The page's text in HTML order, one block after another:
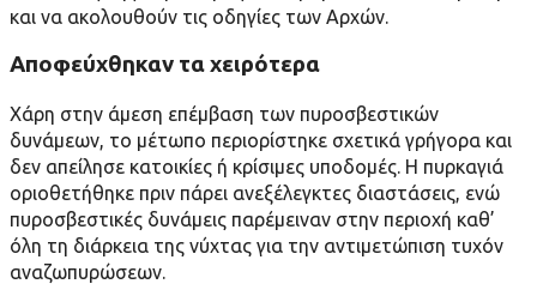
και να ακολουθούν τις οδηγίες των Αρχών.
Αποφεύχθηκαν τα χειρότερα
Χάρη στην άμεση επέμβαση των πυροσβεστικών
δυνάμεων, το μέτωπο περιορίστηκε σχετικά γρήγορα και
δεν απείλησε κατοικίες ή κρίσιμες υποδομές. Η πυρκαγιά
οριοθετήθηκε πριν πάρει ανεξέλεγκτες διαστάσεις, ενώ
πυροσβεστικές δυνάμεις παρέμειναν στην περιοχή καθ’
όλη τη διάρκεια της νύχτας για την αντιμετώπιση τυχόν
αναζωπυρώσεων.